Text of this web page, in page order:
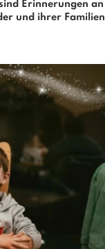
Erinnerungen an
und ihrer Familien